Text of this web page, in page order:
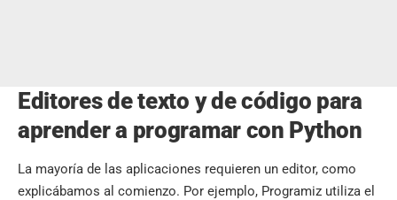
Editores de texto y de código para
aprender a programar con Python
La mayoría de las aplicaciones requieren un editor, como
explicábamos al comienzo. Por ejemplo, Programiz utiliza el